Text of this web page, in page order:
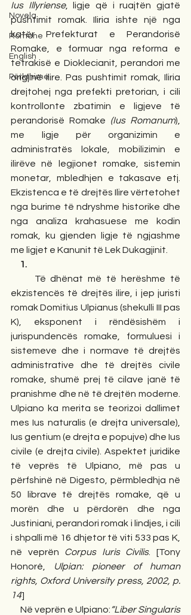
Novela
Romane
English
Përkthime
Ius Illyriense, ligje që i ruajtën gjatë
pushtimit romak. Iliria ishte një nga
katër Prefekturat e Perandorisë
Romake, e formuar nga reforma e
tetrakisë e Dioklecianit, perandori me
origjinë ilire. Pas pushtimit romak, Iliria
drejtohej nga prefekti pretorian, i cili
kontrollonte zbatimin e ligjeve të
perandorisë Romake (Ius Romanum),
me ligje për organizimin e
administratës lokale, mobilizimin e
ilirëve në legjionet romake, sistemin
monetar, mbledhjen e takasave etj.
Ekzistenca e të drejtës Ilire vërtetohet
nga burime të ndryshme historike dhe
nga analiza krahasuese me kodin
romak, ku gjenden ligje të ngjashme
me ligjet e Kanunit të Lek Dukagjinit.
1.
Të dhënat më të herëshme të
ekzistencës të drejtës ilire, i jep juristi
romak Domitius Ulpianus (shekulli III pas
K), eksponent i rëndësishëm i
jurispundencës romake, formuluesi i
sistemeve dhe i normave të drejtës
administrative dhe të drejtës civile
romake, shumë prej të cilave janë të
pranishme dhe në të drejtën moderne.
Ulpiano ka merita se teorizoi dallimet
mes Ius naturalis (e drejta universale),
Ius gentium (e drejta e popujve) dhe Ius
civile (e drejta civile). Aspektet juridike
të veprës të Ulpiano, më pas u
përfshinë në Digesto, përmbledhja në
50 librave të drejtës romake, që u
morën dhe u përdorën dhe nga
Justiniani, perandori romak i lindjes, i cili
i shpalli më 16 dhjetor të viti 533 pas K,
në veprën Corpus Iuris Civilis. [Tony
Honoré,
Ulpian: pioneer of human
rights, Oxford University press, 2002, p.
14]
Në veprën e Ulpiano:“Liber Singularis